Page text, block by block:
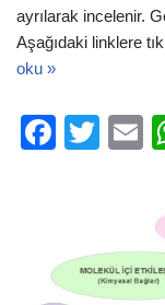
ayrılarak incelenir.
Aşağıdaki linklere
oku »
F
b
T
E